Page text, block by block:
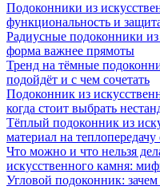
Подоконники из
функциональность и
Радиусные подоконники из
форма важнее прямоты
Тренд на тёмные
подойдёт и с чем сочетать
Подоконник из
когда стоит выбрать
Тёплый подоконник из
материал на теплопередачу
Что можно и что нельзя
искусственного камня:
Угловой подоконник: